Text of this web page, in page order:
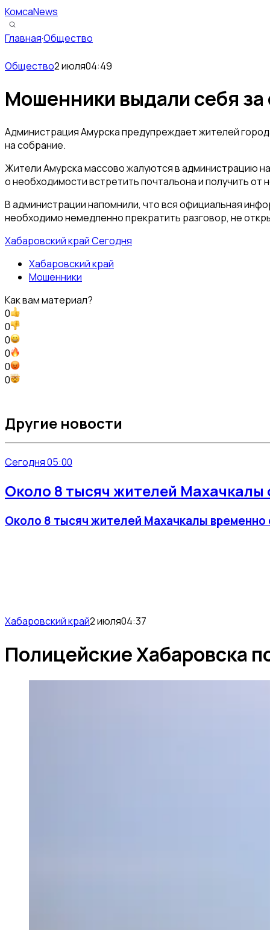
КомсаNews
Главная·Общество
Общество2 июля04:49
Мошенники выдали себя
Администрация Амурска предупреждает жителей
на собрание.
Жители Амурска массово жалуются в администрацию
о необходимости встретить почтальона и получить от
В администрации напомнили, что вся официальная
необходимо немедленно прекратить разговор, не
Хабаровский край Сегодня
Хабаровский край
Мошенники
Как вам материал?
0
0
0
0
0
0
Другие новости
Сегодня 05:00
Около 8 тысяч жителей Махачкалы
Около 8 тысяч жителей Махачкалы временно
Хабаровский край2 июля04:37
Полицейские Хабаровска